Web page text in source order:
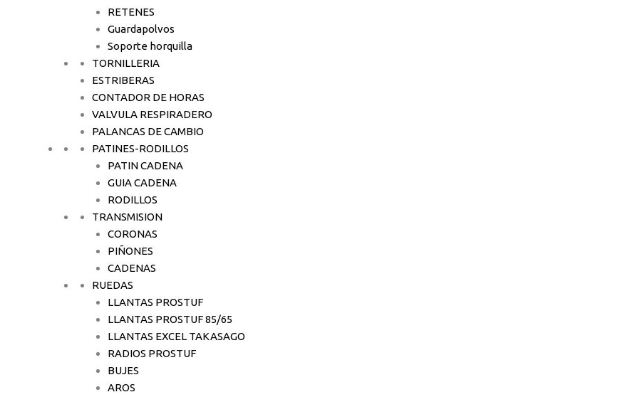
RETENES
Guardapolvos
Soporte horquilla
TORNILLERIA
ESTRIBERAS
CONTADOR DE HORAS
VALVULA RESPIRADERO
PALANCAS DE CAMBIO
PATINES-RODILLOS
PATIN CADENA
GUIA CADENA
RODILLOS
TRANSMISION
CORONAS
PIÑONES
CADENAS
RUEDAS
LLANTAS PROSTUF
LLANTAS PROSTUF 85/65
LLANTAS EXCEL TAKASAGO
RADIOS PROSTUF
BUJES
AROS